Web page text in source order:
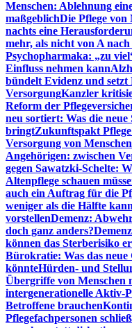
Menschen: Ablehnung
maßgeblichDie Pflege von
nachts eine
mehr, als nicht von A
Psychopharmaka: „zu
Einfluss nehmen kann
bündelt Evidenz und
VersorgungKanzler
Reform der
neu sortiert: Was die
bringtZukunftspakt
Versorgung von
Angehörigen: zwischen
gegen Sawatzki-Schelte:
Altenpflege schauen
auch ein Auftrag für die
weniger als die Hälfte
vorstellenDemenz:
doch ganz anders?
können das Sterberisiko
Bürokratie: Was das neue
könnteHürden- und
Übergriffe von Menschen
intergenerationelle Aktiv-
Betroffene brauchen
Pflegefachpersonen